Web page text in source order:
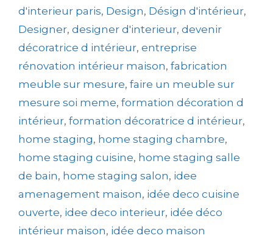
d'interieur paris, Design, Désign d'intérieur,
Designer, designer d'interieur, devenir
décoratrice d intérieur, entreprise
rénovation intérieur maison, fabrication
meuble sur mesure, faire un meuble sur
mesure soi meme, formation décoration d
intérieur, formation décoratrice d intérieur,
home staging, home staging chambre,
home staging cuisine, home staging salle
de bain, home staging salon, idee
amenagement maison, idée deco cuisine
ouverte, idee deco interieur, idée déco
intérieur maison, idée deco maison